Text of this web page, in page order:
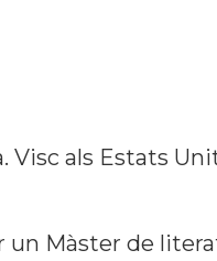
Visc als Estats
un Màster de